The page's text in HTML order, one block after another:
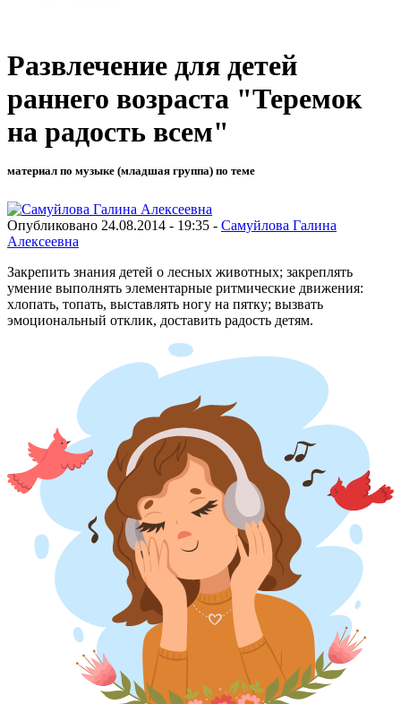
Развлечение для детей
раннего возраста "Теремок
на радость всем"
материал по музыке (младшая группа) по теме
Опубликовано 24.08.2014 - 19:35 - Самуйлова Галина
Алексеевна
Закрепить знания детей о лесных животных; закреплять
умение выполнять элементарные ритмические движения:
хлопать, топать, выставлять ногу на пятку; вызвать
эмоциональный отклик, доставить радость детям.